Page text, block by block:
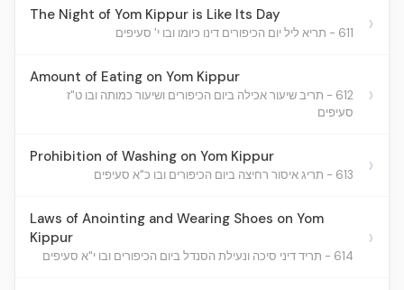
The Night of Yom Kippur is Like Its Day
611 - תריא ליל יום הכיפורים דינו כיומו ובו י' סעיפים ›
Amount of Eating on Yom Kippur
612 - תריב שיעור אכילה ביום הכיפורים ושיעור כמותה ובו ט"ז
סעיפים
›
Prohibition of Washing on Yom Kippur
613 - תריג איסור רחיצה ביום הכיפורים ובו כ"א סעיפים ›
Laws of Anointing and Wearing Shoes on Yom
Kippur
614 - תריד דיני סיכה ונעילת הסנדל ביום הכיפורים ובו י"א סעיפים
›